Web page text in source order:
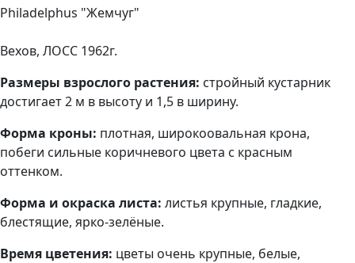
Philadelphus "Жемчуг"
Вехов, ЛОСС 1962г.
Размеры взрослого растения: стройный кустарник
достигает 2 м в высоту и 1,5 в ширину.
Форма кроны: плотная, широкоовальная крона,
побеги сильные коричневого цвета с красным
оттенком.
Форма и окраска листа: листья крупные, гладкие,
блестящие, ярко-зелёные.
Время цветения: цветы очень крупные, белые,